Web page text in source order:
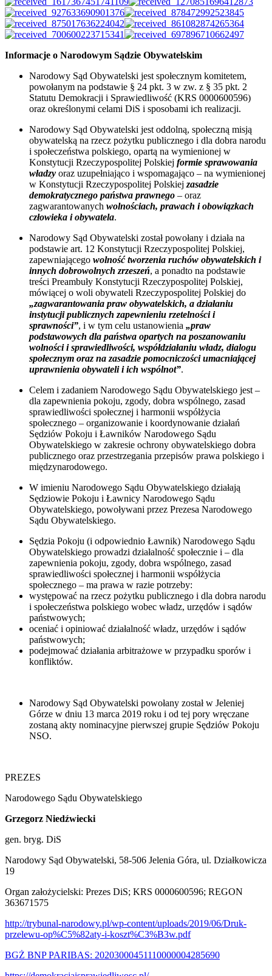
Informacje o Narodowym Sądzie Obywatelskim
Narodowy Sąd Obywatelski jest społecznym komitetem,
powołanym na podstawie § 24 pkt. 3 w zw. z § 35 pkt. 2
Statutu Demokracji i Sprawiedliwość (KRS 0000600596)
oraz określonymi celami DiS i sposobami ich realizacji.
Narodowy Sąd Obywatelski jest oddolną, społeczną misją
obywatelską na rzecz pożytku publicznego i dla dobra narodu
i społeczeństwa polskiego, opartą na wymienionej w
Konstytucji Rzeczypospolitej Polskiej formie sprawowania
władzy oraz uzupełniająco i wspomagająco – na wymienionej
w Konstytucji Rzeczypospolitej Polskiej zasadzie
demokratycznego państwa prawnego – oraz
zagwarantowanych wolnościach, prawach i obowiązkach
człowieka i obywatela.
Narodowy Sąd Obywatelski został powołany i działa na
podstawie art. 12 Konstytucji Rzeczypospolitej Polskiej,
zapewniającego wolność tworzenia ruchów obywatelskich i
innych dobrowolnych zrzeszeń, a ponadto na podstawie
treści Preambuły Konstytucji Rzeczypospolitej Polskiej,
mówiącej o woli obywateli Rzeczypospolitej Polskiej do
„zagwarantowania praw obywatelskich, a działaniu
instytucji publicznych zapewnieniu rzetelności i
sprawności”, i w tym celu ustanowienia „praw
podstawowych dla państwa opartych na poszanowaniu
wolności i sprawiedliwości, współdziałaniu władz, dialogu
społecznym oraz na zasadzie pomocniczości umacniającej
uprawnienia obywateli i ich wspólnot”.
Celem i zadaniem Narodowego Sądu Obywatelskiego jest –
dla zapewnienia pokoju, zgody, dobra wspólnego, zasad
sprawiedliwości społecznej i harmonii współżycia
społecznego – organizowanie i koordynowanie działań
Sędziów Pokoju i Ławników Narodowego Sądu
Obywatelskiego w zakresie ochrony obywatelskiego dobra
publicznego oraz przestrzegania przepisów prawa polskiego i
międzynarodowego.
W imieniu Narodowego Sądu Obywatelskiego działają
Sędziowie Pokoju i Ławnicy Narodowego Sądu
Obywatelskiego, powoływani przez Prezesa Narodowego
Sądu Obywatelskiego.
Sędzia Pokoju (i odpowiednio Ławnik) Narodowego Sądu
Obywatelskiego prowadzi działalność społecznie i – dla
zapewnienia pokoju, zgody, dobra wspólnego, zasad
sprawiedliwości społecznej i harmonii współżycia
społecznego – ma prawa w razie potrzeby:
występować na rzecz pożytku publicznego i dla dobra narodu
i społeczeństwa polskiego wobec władz, urzędów i sądów
państwowych;
oceniać i opiniować działalność władz, urzędów i sądów
państwowych;
podejmować działania arbitrażowe w przypadku sporów i
konfliktów.
Narodowy Sąd Obywatelski powołany został w Jeleniej
Górze w dniu 13 marca 2019 roku i od tej pory wręczane
zostaną akty nominacyjne pierwszej grupie Sędziów Pokoju
NSO.
PREZES
Narodowego Sądu Obywatelskiego
Grzegorz Niedźwiecki
gen. bryg. DiS
Narodowy Sąd Obywatelski, 58-506 Jelenia Góra, ul. Działkowicza
19
Organ założycielski: Prezes DiS; KRS 0000600596; REGON
363671575
http://trybunal-narodowy.pl/wp-content/uploads/2019/06/Druk-
przelewu-op%C5%82aty-i-koszt%C3%B3w.pdf
BGŻ BNP PARIBAS: 20203000451110000004285690